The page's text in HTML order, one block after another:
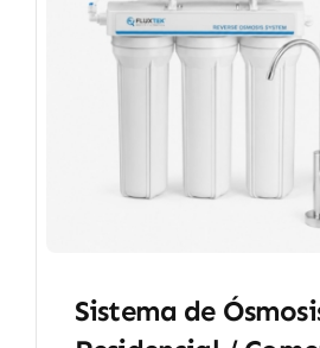
Sistema de